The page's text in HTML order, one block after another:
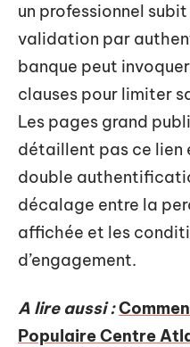
un professionnel
validation par
banque peut
clauses pour limiter
Les pages grand
détaillent pas ce lien
double
décalage entre la
affichée et les
d’engagement.
A lire aussi :
Populaire Centre